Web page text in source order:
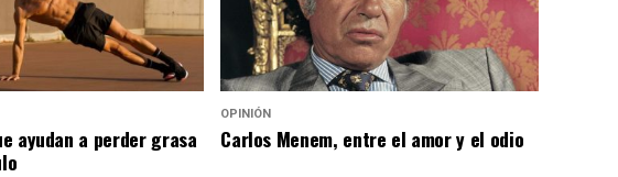
ayudan a perder grasa
OPINIÓN
Carlos Menem, entre el amor y el odio